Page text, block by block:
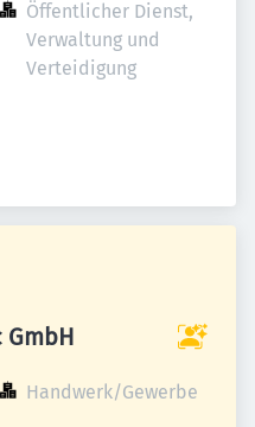
Öffentlicher Dienst,
Verwaltung und
Verteidigung
GmbH
Handwerk/Gewerbe